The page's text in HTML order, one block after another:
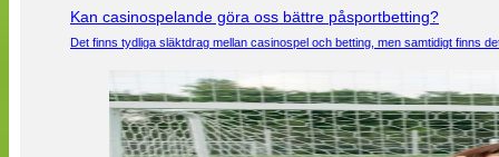
Kan casinospelande göra oss bättre påsportbetting?
Det finns tydliga släktdrag mellan casinospel och betting, men samtidigt finns